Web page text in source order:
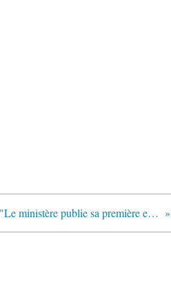
"Le ministère publie sa première enquête de victimation" (Café pédagogique)